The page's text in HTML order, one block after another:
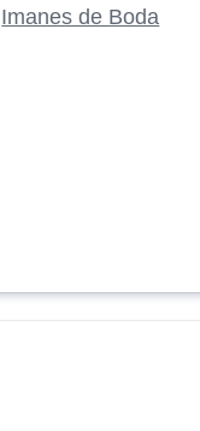
Imanes de Boda